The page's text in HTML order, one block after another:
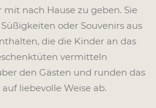
nach Hause zu geben. Sie
oder Souvenirs aus
die die Kinder an das
vermitteln
den Gästen und runden das
liebevolle Weise ab.